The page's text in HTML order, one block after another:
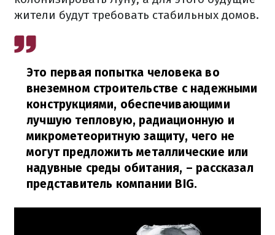
жители будут требовать стабильных домов.
Это первая попытка человека во
внеземном строительстве с надежными
конструкциями, обеспечивающими
лучшую тепловую, радиационную и
микрометеоритную защиту, чего не
могут предложить металлические или
надувные среды обитания, – рассказал
представитель компании BIG.